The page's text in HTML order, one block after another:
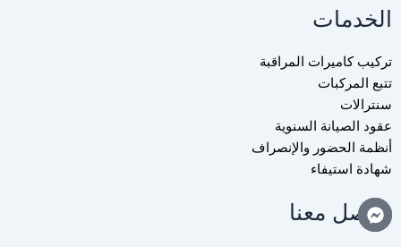
f
الخدمات
تركيب كاميرات المراقبة
تتبع المركبات
سنترالات
عقود الصيانة السنوية
أنظمة الحضور والإنصراف
شهادة استيفاء
تواصل معنا